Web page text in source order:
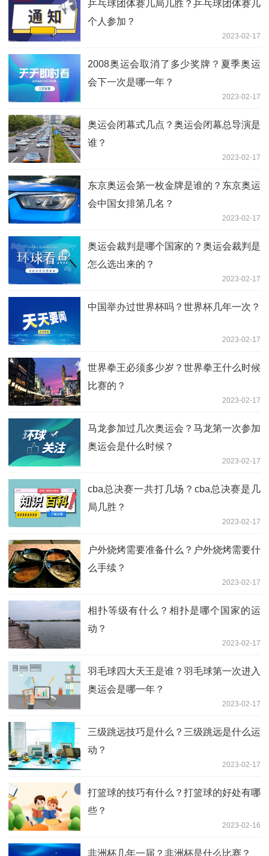
乒乓球团体赛几局几胜？乒乓球团体赛几
个人参加？
2023-02-17
2008奥运会取消了多少奖牌？夏季奥运
会下一次是哪一年？
2023-02-17
奥运会闭幕式几点？奥运会闭幕总导演是
谁？
2023-02-17
东京奥运会第一枚金牌是谁的？东京奥运
会中国女排第几名？
2023-02-17
奥运会裁判是哪个国家的？奥运会裁判是
怎么选出来的？
2023-02-17
中国举办过世界杯吗？世界杯几年一次？
2023-02-17
世界拳王必须多少岁？世界拳王什么时候
比赛的？
2023-02-17
马龙参加过几次奥运会？马龙第一次参加
奥运会是什么时候？
2023-02-17
cba总决赛一共打几场？cba总决赛是几
局几胜？
2023-02-17
户外烧烤需要准备什么？户外烧烤需要什
么手续？
2023-02-17
相扑等级有什么？相扑是哪个国家的运
动？
2023-02-17
羽毛球四大天王是谁？羽毛球第一次进入
奥运会是哪一年？
2023-02-17
三级跳远技巧是什么？三级跳远是什么运
动？
2023-02-17
打篮球的技巧有什么？打篮球的好处有哪
些？
2023-02-16
非洲杯几年一届？非洲杯是什么比赛？